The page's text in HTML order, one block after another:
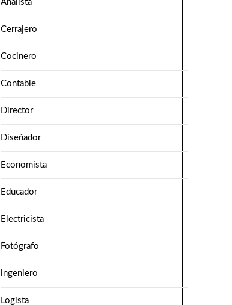
Analista
Cerrajero
Cocinero
Contable
Director
Diseñador
Economista
Educador
Electricista
Fotógrafo
ingeniero
Logista